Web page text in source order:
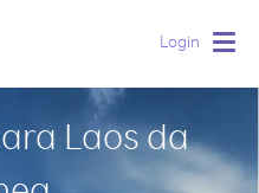
Login
Laos da